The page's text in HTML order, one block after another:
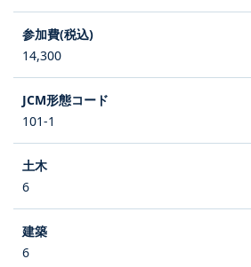
14,300
101-1
6
6